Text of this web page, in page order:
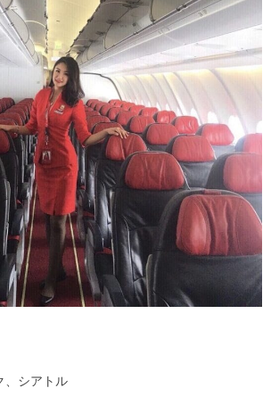
、シアトル